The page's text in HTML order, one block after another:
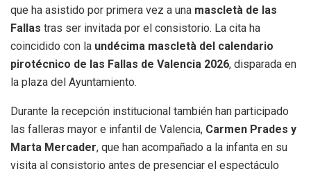
que ha asistido por primera vez a una mascletà de las
Fallas tras ser invitada por el consistorio. La cita ha
coincidido con la undécima mascletà del calendario
pirotécnico de las Fallas de Valencia 2026, disparada en
la plaza del Ayuntamiento.
Durante la recepción institucional también han participado
las falleras mayor e infantil de Valencia, Carmen Prades y
Marta Mercader, que han acompañado a la infanta en su
visita al consistorio antes de presenciar el espectáculo